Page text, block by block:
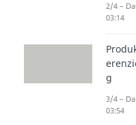
die
aber
sein
2/4 –
03:14
g
3/4 –
03:54